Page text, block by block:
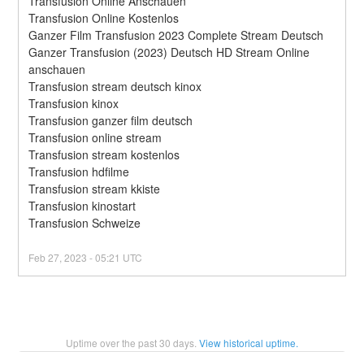
Transfusion Online Kostenlos
Ganzer Film Transfusion 2023 Complete Stream Deutsch
Ganzer Transfusion (2023) Deutsch HD Stream Online
anschauen
Transfusion stream deutsch kinox
Transfusion kinox
Transfusion ganzer film deutsch
Transfusion online stream
Transfusion stream kostenlos
Transfusion hdfilme
Transfusion stream kkiste
Transfusion kinostart
Transfusion Schweize
Feb27 ,2023 -05:21 UTC
Uptime over the past30 days. View historical uptime.